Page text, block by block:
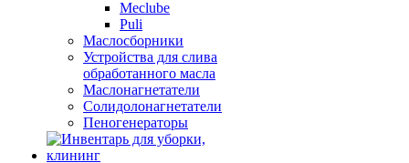
Meclube
Puli
Маслосборники
Устройства для слива
обработанного масла
Маслонагнетатели
Солидолонагнетатели
Пеногенераторы